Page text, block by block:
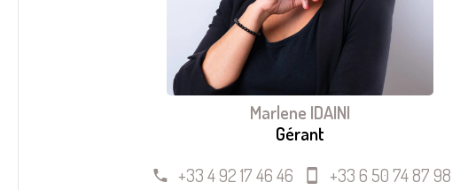
Marlene IDAINI
Gérant
+33 4 92 17 46 46
+33 6 50 74 87 98